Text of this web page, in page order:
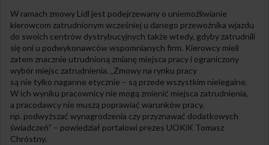
W ramach zmowy Lidl jest podejrzewany o uniemożliwianie
kierowcom zatrudnionym wcześniej u danego przewoźnika wjazdu
do swoich centrów dystrybucyjnych także wtedy, gdyby zatrudnili
się oni u podwykonawców wspomnianych firm. Kierowcy mieli
zatem znacznie utrudnioną zmianę miejsca pracy i ograniczony
wybór miejsc zatrudnienia. „Zmowy na rynku pracy
są nie tylko naganne etycznie – są przede wszystkim nielegalne.
W ich wyniku pracownicy nie mogą zmienić miejsca zatrudnienia,
a pracodawcy nie muszą poprawiać warunków pracy,
np. podwyższać wynagrodzenia czy przyznawać dodatkowych
świadczeń” – powiedział portalowi prezes UOKiK Tomasz
Chróstny.